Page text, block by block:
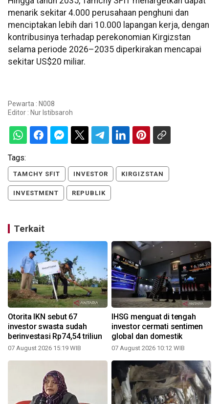
menarik sekitar 4.000 perusahaan penghuni dan
menciptakan lebih dari 10.000 lapangan kerja, dengan
kontribusinya terhadap perekonomian Kirgizstan
selama periode 2026–2035 diperkirakan mencapai
sekitar US$20 miliar.
Pewarta : N008
Editor : Nur Istibsaroh
Tags:
TAMCHY SFIT INVESTOR KIRGIZSTAN
INVESTMENT REPUBLIK
Terkait
Otorita IKN sebut 67
investor swasta sudah
berinvestasi Rp74,54 triliun
07 August 2026 15:19 WIB
IHSG menguat di tengah
investor cermati sentimen
global dan domestik
07 August 2026 10:12 WIB